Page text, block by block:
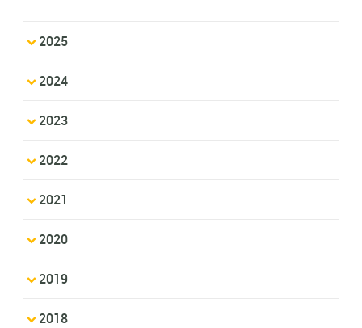
2025
2024
2023
2022
2021
2020
2019
2018